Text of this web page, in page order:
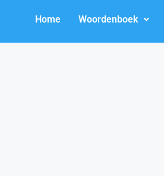
Home Woordenboek